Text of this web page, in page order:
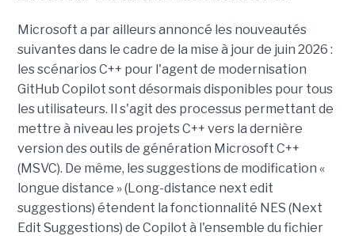
Microsoft a par ailleurs annoncé les nouveautés
suivantes dans le cadre de la mise à jour de juin 2026 :
les scénarios C++ pour l'agent de modernisation
GitHub Copilot sont désormais disponibles pour tous
les utilisateurs. Il s'agit des processus permettant de
mettre à niveau les projets C++ vers la dernière
version des outils de génération Microsoft C++
(MSVC). De même, les suggestions de modification «
longue distance » (Long-distance next edit
suggestions) étendent la fonctionnalité NES (Next
Edit Suggestions) de Copilot à l'ensemble du fichier